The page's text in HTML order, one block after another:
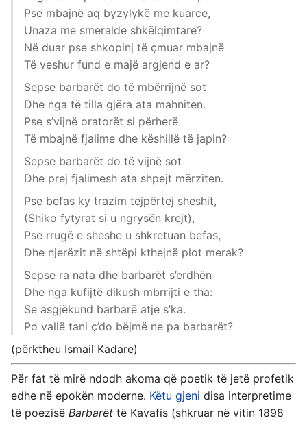
Pse mbajnë aq byzylykë me kuarce,
Unaza me smeralde shkëlqimtare?
Në duar pse shkopinj të çmuar mbajnë
Të veshur fund e majë argjend e ar?
Sepse barbarët do të mbërrijnë sot
Dhe nga të tilla gjëra ata mahniten.
Pse s’vijnë oratorët si përherë
Të mbajnë fjalime dhe këshillë të japin?
Sepse barbarët do të vijnë sot
Dhe prej fjalimesh ata shpejt mërziten.
Pse befas ky trazim tejpërtej sheshit,
(Shiko fytyrat si u ngrysën krejt),
Pse rrugë e sheshe u shkretuan befas,
Dhe njerëzit në shtëpi kthejnë plot merak?
Sepse ra nata dhe barbarët s’erdhën
Dhe nga kufijtë dikush mbrrijti e tha:
Se asgjëkund barbarë atje s’ka.
Po vallë tani ç’do bëjmë ne pa barbarët?
(përktheu Ismail Kadare)
Për fat të mirë ndodh akoma që poetik të jetë profetik
edhe në epokën moderne. Këtu gjeni disa interpretime
të poezisë Barbarët të Kavafis (shkruar në vitin 1898